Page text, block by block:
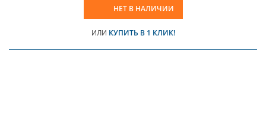
НЕТ В НАЛИЧИИ
ИЛИ КУПИТЬ В 1 КЛИК!